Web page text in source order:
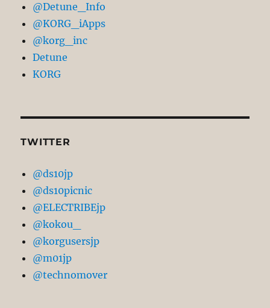
カ
イ
ブ
@Detune_Info
@KORG_iApps
@korg_inc
Detune
KORG
TWITTER
@ds10jp
@ds10picnic
@ELECTRIBEjp
@kokou_
@korgusersjp
@m01jp
@technomover